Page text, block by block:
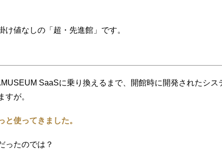
け値なしの「超・先進館」です。
SaaSに乗り換えるまで、開館時に開発されたシ
すが。
と使ってきました。
ったのでは？